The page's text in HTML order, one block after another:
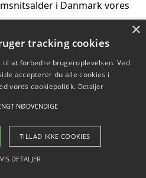
i Danmark vores
udledning påvirker vores
Blog Betingelser
×
tracking cookies
at forbedre brugeroplevelsen. Ved
accepterer du alle cookies i
vores cookiepolitik. Detaljer
NØDVENDIGE
TILLAD IKKE COOKIES
VIS DETALJER